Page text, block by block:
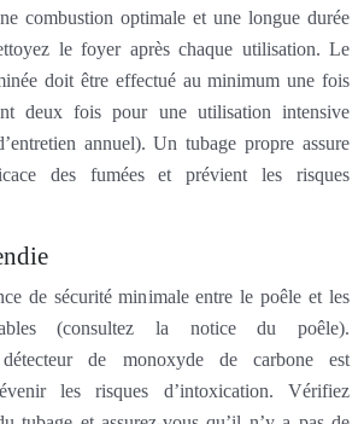
combustion optimale et une longue durée
le foyer après chaque utilisation. Le
doit être effectué au minimum une fois
deux fois pour une utilisation intensive
annuel). Un tubage propre assure
des fumées et prévient les risques
de sécurité minimale entre le poêle et les
(consultez la notice du poêle).
détecteur de monoxyde de carbone est
les risques d’intoxication. Vérifiez